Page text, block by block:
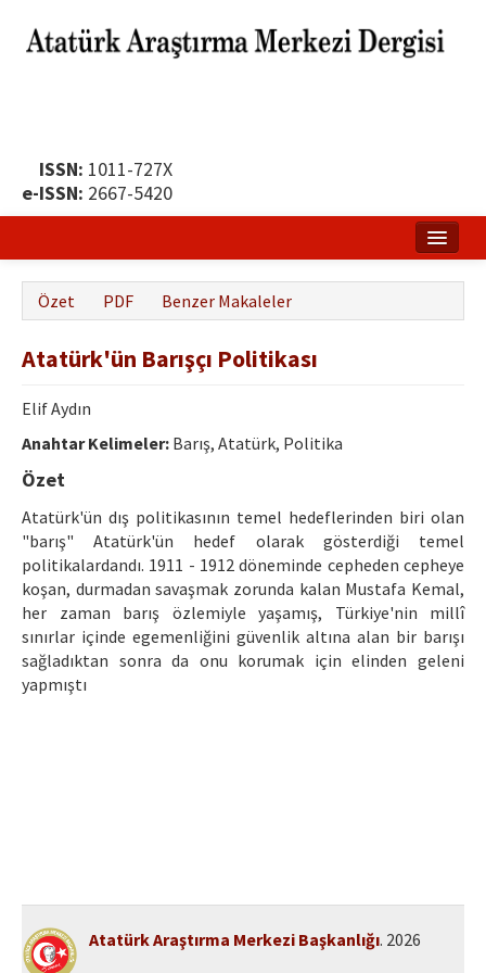
ISSN: 1011-727X
e-ISSN: 2667-5420
Hakkında
Yayın Politikası
Dergi Kurulları
Yayın İlkeleri
Etik İlkeler
Yazar Rehberi
Hakem Rehberi
İletişim
Özet PDF Benzer Makaleler
Atatürk'ün Barışçı Politikası
Elif Aydın
Anahtar Kelimeler: Barış, Atatürk, Politika
Özet
Atatürk'ün dış politikasının temel hedeflerinden biri olan
"barış" Atatürk'ün hedef olarak gösterdiği temel
politikalardandı. 1911 - 1912 döneminde cepheden cepheye
koşan, durmadan savaşmak zorunda kalan Mustafa Kemal,
her zaman barış özlemiyle yaşamış, Türkiye'nin millî
sınırlar içinde egemenliğini güvenlik altına alan bir barışı
sağladıktan sonra da onu korumak için elinden geleni
yapmıştı
Atatürk Araştırma Merkezi Başkanlığı. 2026